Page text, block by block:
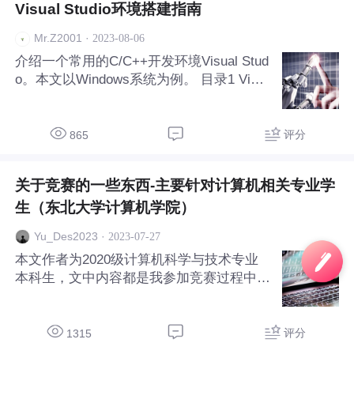
Visual Studio环境搭建指南
Mr.Z2001 · 2023-08-06
介绍一个常用的C/C++开发环境Visual Stud
o。本文以Windows系统为例。 目录1 Visu
用Visual Studio新建项
865 评分
关于竞赛的一些东西-主要针对计算机相关专业学
生（东北大学计算机学院）
Yu_Des2023 · 2023-07-27
本文作者为2020级计算机科学与技术专业
本科生，文中内容都是我参加竞赛过程中了
误，欢迎指正。当然，写下这篇博客也是不
1315 评分